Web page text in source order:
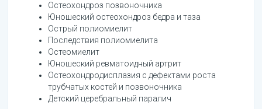
Остеохондроз позвоночника
Юношеский остеохондроз бедра и таза
Острый полиомиелит
Последствия полиомиелита
Остеомиелит
Юношеский ревматоидный артрит
Остеохондродисплазия с дефектами роста
трубчатых костей и позвоночника
Детский церебральный паралич